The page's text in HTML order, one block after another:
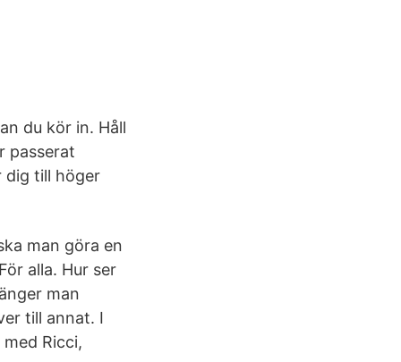
du kör in. Håll
passerat
dig till höger
man göra en
alla. Hur ser
man
till annat. I
Ricci,